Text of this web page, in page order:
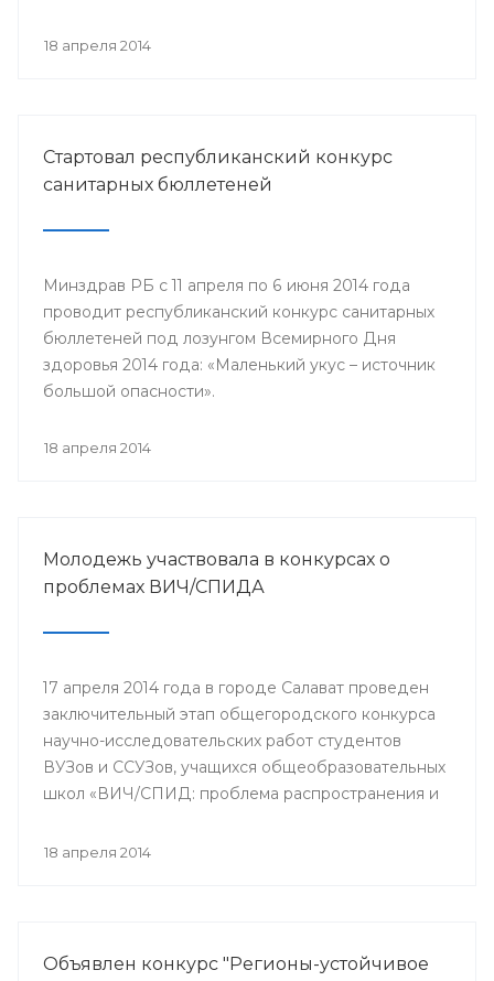
18 апреля 2014
Стартовал республиканский конкурс
санитарных бюллетеней
Минздрав РБ с 11 апреля по 6 июня 2014 года
проводит республиканский конкурс санитарных
бюллетеней под лозунгом Всемирного Дня
здоровья 2014 года: «Маленький укус – источник
большой опасности».
18 апреля 2014
Молодежь участвовала в конкурсах о
проблемах ВИЧ/СПИДА
17 апреля 2014 года в городе Салават проведен
заключительный этап общегородского конкурса
научно-исследовательских работ студентов
ВУЗов и ССУЗов, учащихся общеобразовательных
школ «ВИЧ/СПИД: проблема распространения и
18 апреля 2014
Объявлен конкурс "Регионы-устойчивое